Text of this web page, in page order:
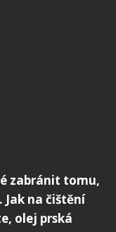
zabránit tomu,
Jak na čištění
olej prská